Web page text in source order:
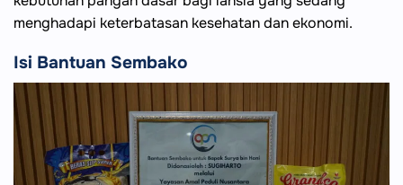
menghadapi keterbatasan kesehatan dan ekonomi.
Isi Bantuan Sembako